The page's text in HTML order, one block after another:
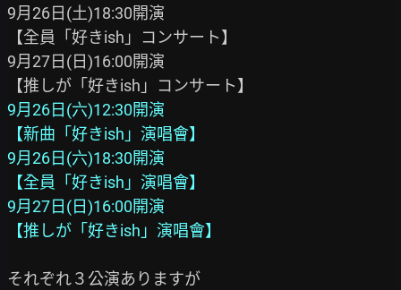
9月26日(土)18:30開演
【全員「好きish」コンサート】
9月27日(日)16:00開演
9月26日(六)12:30開演
【新曲「好きish」演唱會】
9月26日(六)18:30開演
【全員「好きish」演唱會】
9月27日(日)16:00開演
【推しが「好きish」演唱會】
それぞれ３公演ありますが